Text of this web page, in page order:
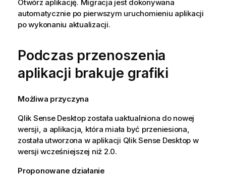
Otwórz aplikację. Migracja jest dokonywana
automatycznie po pierwszym uruchomieniu aplikacji
po wykonaniu aktualizacji.
Podczas przenoszenia
aplikacji brakuje grafiki
Możliwa przyczyna
Qlik Sense Desktopzostała uaktualniona do nowej
wersji, a aplikacja, która miała być przeniesiona,
została utworzona w aplikacji Qlik Sense Desktop w
wersji wcześniejszej niż 2.0.
Proponowane działanie